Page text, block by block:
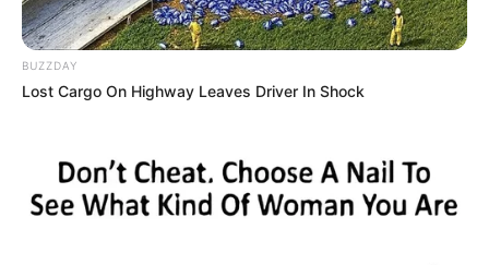
recuperar a Nicky para que me ayude a tener protección,
estabilidad y que sea el mismo Nicky que se enamoró de
mi al principio”.
BUZZDAY
Lost Cargo On Highway Leaves Driver In Shock